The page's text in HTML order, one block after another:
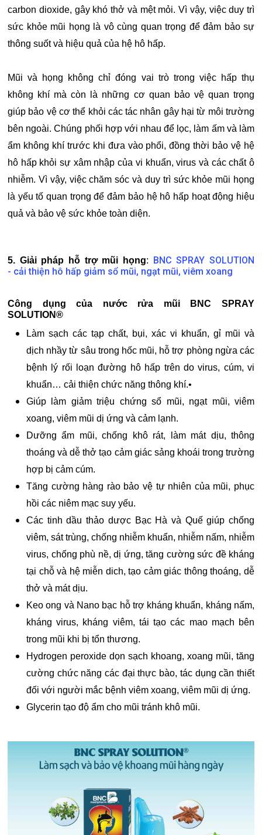
carbon dioxide, gây khó thở và mệt mỏi. Vì vậy, việc duy trì
sức khỏe mũi họng là vô cùng quan trọng để đảm bảo sự
thông suốt và hiệu quả của hệ hô hấp.
Mũi và họng không chỉ đóng vai trò trong việc hấp thụ
không khí mà còn là những cơ quan bảo vệ quan trọng
giúp bảo vệ cơ thể khỏi các tác nhân gây hại từ môi trường
bên ngoài. Chúng phối hợp với nhau để lọc, làm ấm và làm
ẩm không khí trước khi đưa vào phổi, đồng thời bảo vệ hệ
hô hấp khỏi sự xâm nhập của vi khuẩn, virus và các chất ô
nhiễm. Vì vậy, việc chăm sóc và duy trì sức khỏe mũi họng
là yếu tố quan trọng để đảm bảo hệ hô hấp hoạt động hiệu
quả và bảo vệ sức khỏe toàn diện.
5. Giải pháp hỗ trợ mũi họng: BNC SPRAY SOLUTION
- cải thiện hô hấp giảm sổ mũi, ngạt mũi, viêm xoang
Công dụng của nước rửa mũi BNC SPRAY
SOLUTION®
Làm sạch các tạp chất, bụi, xác vi khuẩn, gỉ mũi và
dịch nhầy từ sâu trong hốc mũi, hỗ trợ phòng ngừa các
bệnh lý rối loạn đường hô hấp trên do virus, cúm, vi
khuẩn… cải thiện chức năng thông khí.•
Giúp làm giảm triệu chứng sổ mũi, ngạt mũi, viêm
xoang, viêm mũi dị ứng và cảm lạnh.
Dưỡng ẩm mũi, chống khô rát, làm mát dịu, thông
thoáng và dễ thở tạo cảm giác sảng khoái trong trường
hợp bị cảm cúm.
Tăng cường hàng rào bảo vệ tự nhiên của mũi, phục
hồi các niêm mạc suy yếu.
Các tinh dầu thảo dược Bạc Hà và Quế giúp chống
viêm, sát trùng, chống nhiễm khuẩn, nhiễm nấm, nhiễm
virus, chống phù nề, dị ứng, tăng cường sức đề kháng
tại chỗ và hệ miễn dich, tạo cảm giác thông thoáng, dễ
thở và mát dịu.
Keo ong và Nano bạc hỗ trợ kháng khuẩn, kháng nấm,
kháng virus, kháng viêm, tái tạo các mao mạch bên
trong mũi khi bị tổn thương.
Hydrogen peroxide dọn sạch khoang, xoang mũi, tăng
cường chức năng các đại thực bào, tác dụng cần thiết
đối với người mắc bệnh viêm xoang, viêm mũi dị ứng.
Glycerin tạo độ ẩm cho mũi tránh khô mũi.